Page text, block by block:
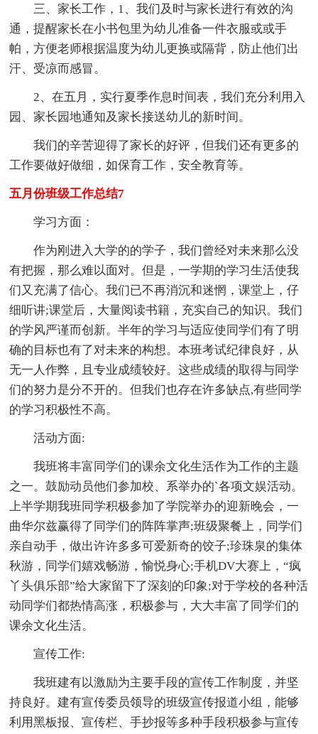
三、家长工作，1、我们及时与家长进行有效的沟
通，提醒家长在小书包里为幼儿准备一件衣服或或手
帕，方便老师根据温度为幼儿更换或隔背，防止他们出
汗、受凉而感冒。
2、在五月，实行夏季作息时间表，我们充分利用入
园、家长园地通知及家长接送幼儿的新时间。
我们的辛苦迎得了家长的好评，但我们还有更多的
工作要做好做细，如保育工作，安全教育等。
五月份班级工作总结7
学习方面：
作为刚进入大学的的学子，我们曾经对未来那么没
有把握，那么难以面对。但是，一学期的学习生活使我
们又充满了信心。我们已不再消沉和迷惘，课堂上，仔
细听讲;课堂后，大量阅读书籍，充实自己的知识。我们
的学风严谨而创新。半年的学习与适应使同学们有了明
确的目标也有了对未来的构想。本班考试纪律良好，从
无一人作弊，且专业成绩较好。这些成绩的取得与同学
们的努力是分不开的。但我们也存在许多缺点,有些同学
的学习积极性不高。
活动方面:
我班将丰富同学们的课余文化生活作为工作的主题
之一。鼓励动员他们参加校、系举办的`各项文娱活动。
上半学期我班同学积极参加了学院举办的迎新晚会，一
曲华尔兹赢得了同学们的阵阵掌声;班级聚餐上，同学们
亲自动手，做出许许多多可爱新奇的饺子;珍珠泉的集体
秋游，同学们嬉戏畅游，愉悦身心;手机DV大赛上，“疯
丫头俱乐部”给大家留下了深刻的印象;对于学校的各种活
动同学们都热情高涨，积极参与，大大丰富了同学们的
课余文化生活。
宣传工作:
我班建有以激励为主要手段的宣传工作制度，并坚
持良好。建有宣传委员领导的班级宣传报道小组，能够
利用黑板报、宣传栏、手抄报等多种手段积极参与宣传